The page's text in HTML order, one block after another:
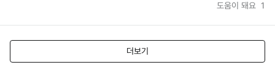
도움이 돼요 1
더보기